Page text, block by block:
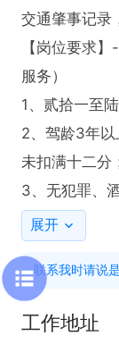
交通肇事记录
【岗位要求
服务）
1、贰拾一至
2、驾龄3年
未扣满十二分
3、无犯罪、
【实际收入】
决定，多劳多
2、结算：不
提现流水到银
展开
联系我时请说
工作地址